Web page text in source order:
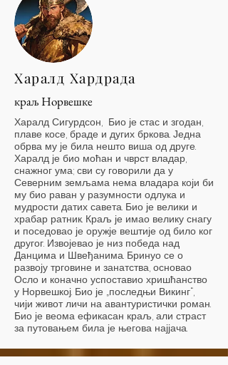
Харалд Хардрада
краљ Норвешке
Харалд Сигурдсон, Био је стас и згодан,
плаве косе, браде и дугих бркова. Једна
обрва му је била нешто виша од друге.
Харалд је био моћан и чврст владар,
снажног ума; сви су говорили да у
Северним земљама нема владара који би
му био раван у разумности одлука и
мудрости датих савета. Био је велики и
храбар ратник. Краљ је имао велику снагу
и поседовао је оружје вештије од било ког
другог. Извојевао је низ победа над
Данцима и Швеђанима. Бринуо се о
развоју трговине и занатства, основао
Осло и коначно успоставио хришћанство
у Норвешкој. Био је „последњи Викинг“,
чији живот личи на авантуристички роман.
Био је веома ефикасан краљ, али страст
за путовањем била је његова најјача.